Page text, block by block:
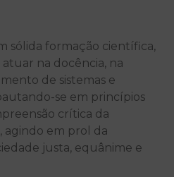
sólida formação científica,
na docência, na
de sistemas e
se em princípios
crítica da
agindo em prol da
justa, equânime e